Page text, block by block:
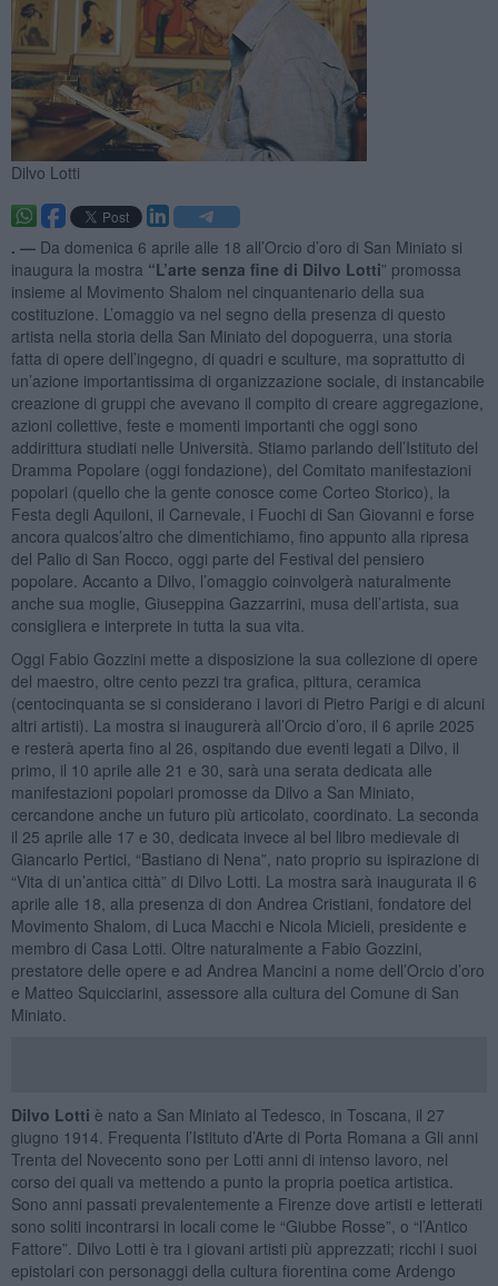
Dilvo Lotti
. — Da domenica 6 aprile alle 18 all’Orcio d’oro di San Miniato si
inaugura la mostra “L’arte senza fine di Dilvo Lotti” promossa
insieme al Movimento Shalom nel cinquantenario della sua
costituzione. L’omaggio va nel segno della presenza di questo
artista nella storia della San Miniato del dopoguerra, una storia
fatta di opere dell’ingegno, di quadri e sculture, ma soprattutto di
un’azione importantissima di organizzazione sociale, di instancabile
creazione di gruppi che avevano il compito di creare aggregazione,
azioni collettive, feste e momenti importanti che oggi sono
addirittura studiati nelle Università. Stiamo parlando dell’Istituto del
Dramma Popolare (oggi fondazione), del Comitato manifestazioni
popolari (quello che la gente conosce come Corteo Storico), la
Festa degli Aquiloni, il Carnevale, i Fuochi di San Giovanni e forse
ancora qualcos’altro che dimentichiamo, fino appunto alla ripresa
del Palio di San Rocco, oggi parte del Festival del pensiero
popolare. Accanto a Dilvo, l’omaggio coinvolgerà naturalmente
anche sua moglie, Giuseppina Gazzarrini, musa dell’artista, sua
consigliera e interprete in tutta la sua vita.
Oggi Fabio Gozzini mette a disposizione la sua collezione di opere
del maestro, oltre cento pezzi tra grafica, pittura, ceramica
(centocinquanta se si considerano i lavori di Pietro Parigi e di alcuni
altri artisti). La mostra si inaugurerà all’Orcio d’oro, il 6 aprile 2025
e resterà aperta fino al 26, ospitando due eventi legati a Dilvo, il
primo, il 10 aprile alle 21 e 30, sarà una serata dedicata alle
manifestazioni popolari promosse da Dilvo a San Miniato,
cercandone anche un futuro più articolato, coordinato. La seconda
il 25 aprile alle 17 e 30, dedicata invece al bel libro medievale di
Giancarlo Pertici, “Bastiano di Nena”, nato proprio su ispirazione di
“Vita di un’antica città” di Dilvo Lotti. La mostra sarà inaugurata il 6
aprile alle 18, alla presenza di don Andrea Cristiani, fondatore del
Movimento Shalom, di Luca Macchi e Nicola Micieli, presidente e
membro di Casa Lotti. Oltre naturalmente a Fabio Gozzini,
prestatore delle opere e ad Andrea Mancini a nome dell’Orcio d’oro
e Matteo Squicciarini, assessore alla cultura del Comune di San
Miniato.
Dilvo Lotti è nato a San Miniato al Tedesco, in Toscana, il 27
giugno 1914. Frequenta l’Istituto d’Arte di Porta Romana a Gli anni
Trenta del Novecento sono per Lotti anni di intenso lavoro, nel
corso dei quali va mettendo a punto la propria poetica artistica.
Sono anni passati prevalentemente a Firenze dove artisti e letterati
sono soliti incontrarsi in locali come le “Giubbe Rosse”, o “l’Antico
Fattore”. Dilvo Lotti è tra i giovani artisti più apprezzati; ricchi i suoi
epistolari con personaggi della cultura fiorentina come Ardengo